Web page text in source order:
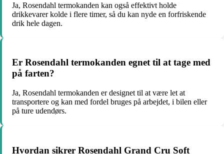
Ja, Rosendahl termokanden kan også effektivt holde
drikkevarer kolde i flere timer, så du kan nyde en forfriskende
drik hele dagen.
Er Rosendahl termokanden egnet til at tage med
på farten?
Ja, Rosendahl termokanden er designet til at være let at
transportere og kan med fordel bruges på arbejdet, i bilen eller
på ture udendørs.
Hvordan sikrer Rosendahl Grand Cru Soft